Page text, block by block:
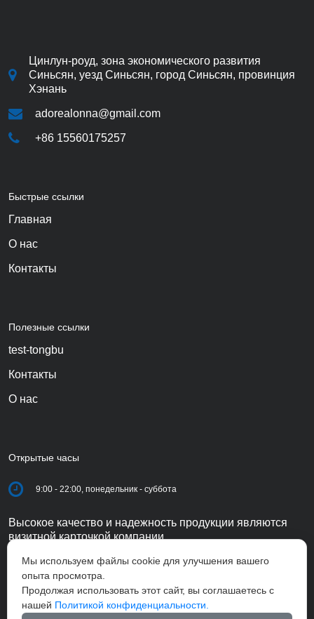
Цинлун-роуд, зона экономического развития
Синьсян, уезд Синьсян, город Синьсян, провинция
Хэнань
adorealonna@gmail.com
+86 15560175257
Быстрые ссылки
Главная
О нас
Контакты
Полезные ссылки
test-tongbu
Контакты
О нас
Открытые часы
9:00 - 22:00, понедельник - суббота
Высокое качество и надежность продукции являются
визитной карточкой компании.
Мы используем файлы cookie для улучшения вашего
опыта просмотра.
Продолжая использовать этот сайт, вы соглашаетесь с
нашей Политикой конфиденциальности.